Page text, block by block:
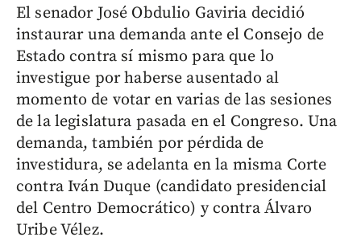
El senador José Obdulio Gaviria decidió
instaurar una demanda ante el Consejo de
Estado contra sí mismo para que lo
investigue por haberse ausentado al
momento de votar en varias de las sesiones
de la legislatura pasada en el Congreso. Una
demanda, también por pérdida de
investidura, se adelanta en la misma Corte
contra Iván Duque (candidato presidencial
del Centro Democrático) y contra Álvaro
Uribe Vélez.